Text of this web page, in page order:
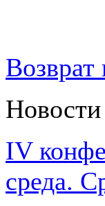
Возврат
IV
среда.